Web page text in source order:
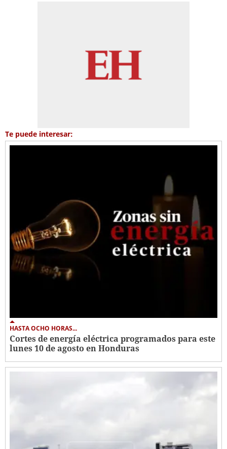
Te puede interesar:
HASTA OCHO HORAS...
Cortes de energía eléctrica programados para este
lunes 10 de agosto en Honduras